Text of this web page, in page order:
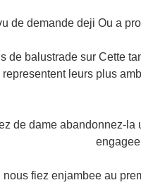
de demande deji Ou a
de balustrade sur Cette
leurs plus
de dame abandonnez-
nous fiez enjambee au